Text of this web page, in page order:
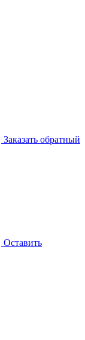
Заказать обратный
Оставить